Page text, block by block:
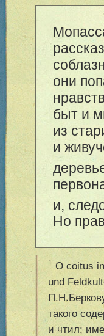
они
быт и
из
и
и,
Но
1 O coitus
und
такого
и чтил;